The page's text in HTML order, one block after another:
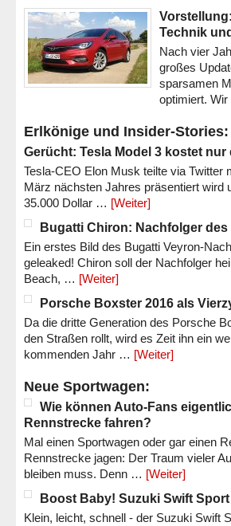
Technik
Nach vier
großes
sparsamen
optimiert.
Erlkönige und Insider-Stories:
Gerücht: Tesla Model 3 kostet nur
Tesla-CEO Elon Musk teilte via Twitter
März nächsten Jahres präsentiert wird
35.000 Dollar … [Weiter]
Bugatti Chiron: Nachfolger
Ein erstes Bild des Bugatti Veyron-
geleaked! Chiron soll der Nachfolger
Beach, … [Weiter]
Porsche Boxster 2016 als
Da die dritte Generation des Porsche
den Straßen rollt, wird es Zeit ihn ein
kommenden Jahr … [Weiter]
Neue Sportwagen:
Wie können Auto-Fans
Rennstrecke fahren?
Mal einen Sportwagen oder gar einen
Rennstrecke jagen: Der Traum vieler
bleiben muss. Denn … [Weiter]
Boost Baby! Suzuki Swift
Klein, leicht, schnell - der Suzuki Swift